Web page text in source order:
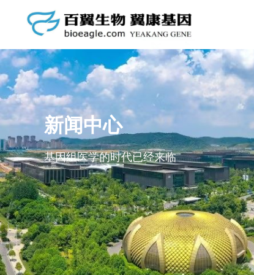
市场资讯
公司动态
抗体库
启动子库
基因克隆库
质粒载体库
GFP/LUC标记细胞株
自有细胞库
新闻中心
基因组医学的时代已经来临